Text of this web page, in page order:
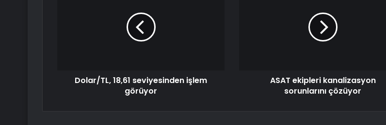
Dolar/TL, 18,61 seviyesinden işlem
görüyor
ASAT ekipleri kanalizasyon
sorunlarını çözüyor